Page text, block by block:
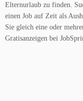
Elternurlaub zu finden.
einen Job auf Zeit als
Sie gleich eine oder
Gratisanzeigen bei